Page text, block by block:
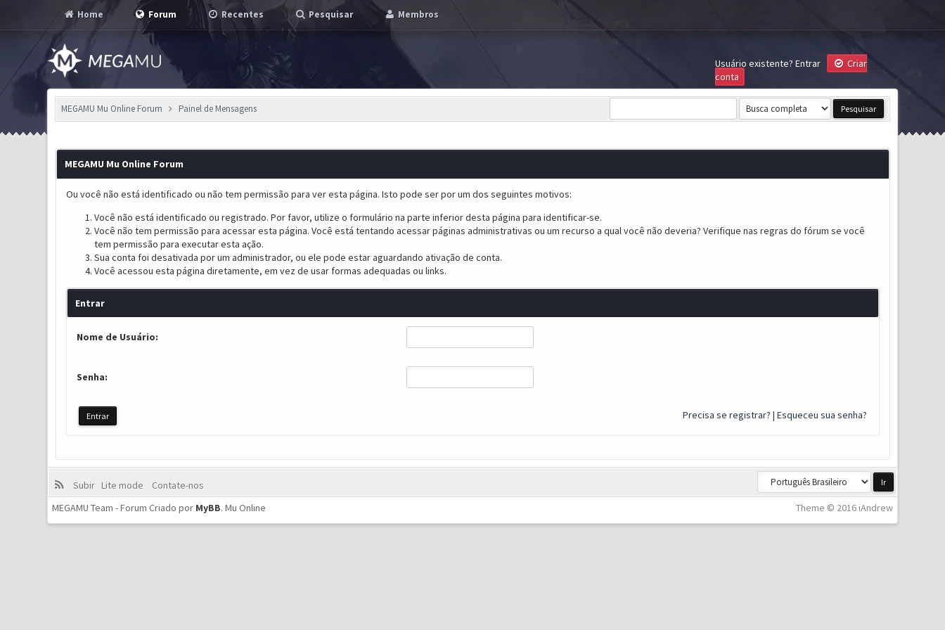
Home Forum Recentes Pesquisar Membros
Usuário existente? Entrar
Criar
conta
MEGAMU Mu Online Forum Painel de Mensagens
MEGAMU Mu Online Forum
Ou você não está identificado ou não tem permissão para ver esta página. Isto pode ser por um dos seguintes motivos:
Você não está identificado ou registrado. Por favor, utilize o formulário na parte inferior desta página para identificar-se.
Você não tem permissão para acessar esta página. Você está tentando acessar páginas administrativas ou um recurso a qual você não deveria? Verifique nas regras do fórum se você
tem permissão para executar esta ação.
Sua conta foi desativada por um administrador, ou ele pode estar aguardando ativação de conta.
Você acessou esta página diretamente, em vez de usar formas adequadas ou links.
Entrar
Nome de Usuário:
Senha:
Precisa se registrar? | Esqueceu sua senha?
Subir Lite mode
Contate-nos
Theme © 2016 iAndrew
MEGAMU Team - Forum Criado por MyBB.Mu Online